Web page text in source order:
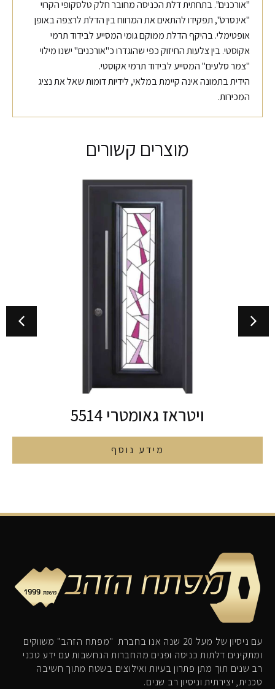
"אורכנים". בתחתית דלת הכניסה מחובר חלק טלסקופי הקרוי
"אינסרט", תפקידו להתאים את המרווח בין הדלת לרצפה באופן
אופטימלי. בהיקף הדלת ממוקם גומי המסייע לבידוד תרמי
אקוסטי. בין צלעות החיזוק כפי שהוגדרו כ"אורכנים" ישנו מילוי
"צמר סלעים" המסייע לבידוד תרמי אקוסטי.
הידית בתמונה אינה קיימת במלאי, לידיות דומות שאל את נציג
המכירות.
מוצרים קשורים
ויטראז גאומטרי 5514
מידע נוסף
עם ניסיון של מעל 20 שנה אנו בחברת "מפתח הזהב" משווקים
ומתקינים דלתות כניסה ופנים מהחברות הנחשבות עם ידע טכני
רב שנים תוך מתן פתרון בעיות ואילוצים בשטח מתוך חשיבה
טכנית, יצירתית וניסיון רב שנים.